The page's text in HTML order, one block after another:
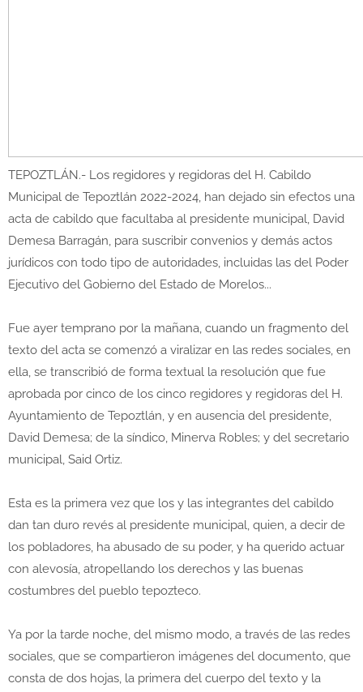
TEPOZTLÁN.- Los regidores y regidoras del H. Cabildo
Municipal de Tepoztlán 2022-2024, han dejado sin efectos una
acta de cabildo que facultaba al presidente municipal, David
Demesa Barragán, para suscribir convenios y demás actos
jurídicos con todo tipo de autoridades, incluidas las del Poder
Ejecutivo del Gobierno del Estado de Morelos...
Fue ayer temprano por la mañana, cuando un fragmento del
texto del acta se comenzó a viralizar en las redes sociales, en
ella, se transcribió de forma textual la resolución que fue
aprobada por cinco de los cinco regidores y regidoras del H.
Ayuntamiento de Tepoztlán, y en ausencia del presidente,
David Demesa; de la síndico, Minerva Robles; y del secretario
municipal, Said Ortiz.
Esta es la primera vez que los y las integrantes del cabildo
dan tan duro revés al presidente municipal, quien, a decir de
los pobladores, ha abusado de su poder, y ha querido actuar
con alevosía, atropellando los derechos y las buenas
costumbres del pueblo tepozteco.
Ya por la tarde noche, del mismo modo, a través de las redes
sociales, que se compartieron imágenes del documento, que
consta de dos hojas, la primera del cuerpo del texto y la